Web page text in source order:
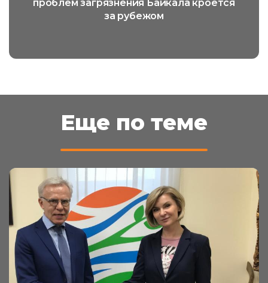
проблем загрязнения Байкала кроется
за рубежом
Еще по теме